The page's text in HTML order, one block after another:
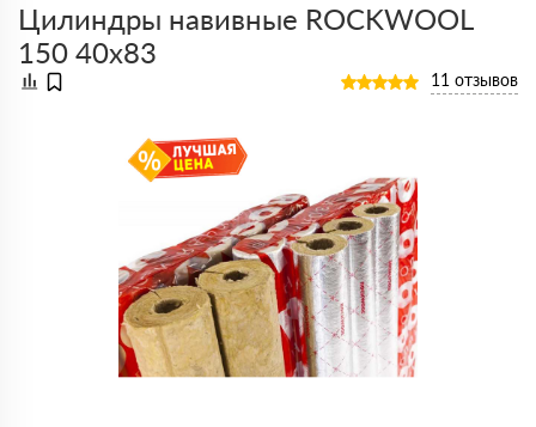
Цилиндры навивные ROCKWOOL
150 40х83
11 отзывов